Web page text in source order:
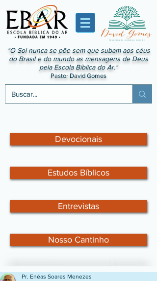
"O Sol nunca se põe sem que subam aos céus
do Brasil e do mundo as mensagens de Deus
pela Escola Bíblica do Ar."
Pastor David Gomes
Devocionais
Estudos Bíblicos
Entrevistas
Nosso Cantinho
Pr. Enéas Soares Menezes